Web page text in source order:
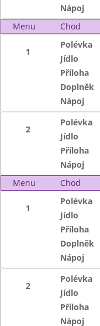
Nápoj
Menu
Chod
1
Polévka
Jídlo
Příloha
Doplněk
Nápoj
2
Polévka
Jídlo
Příloha
Nápoj
Menu
Chod
1
Polévka
Jídlo
Příloha
Doplněk
Nápoj
2
Polévka
Jídlo
Příloha
Nápoj